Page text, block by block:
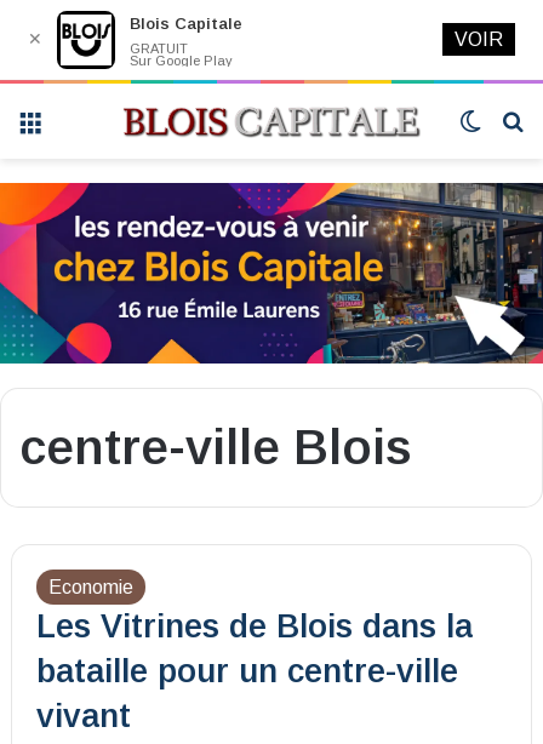
Switch
centre-ville Blois
Economie
Les Vitrines de Blois dans la
bataille pour un centre-ville
vivant
✕
Blois Capitale
GRATUIT
Sur Google Play
VOIR